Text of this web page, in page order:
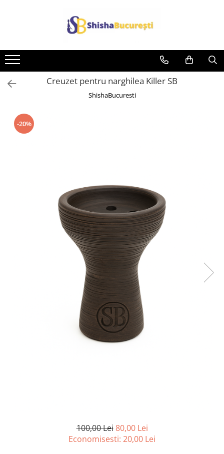
Creuzet pentru narghilea Killer SB
ShishaBucuresti
-20%
100,00 Lei 80,00 Lei
Economisesti: 20,00 Lei